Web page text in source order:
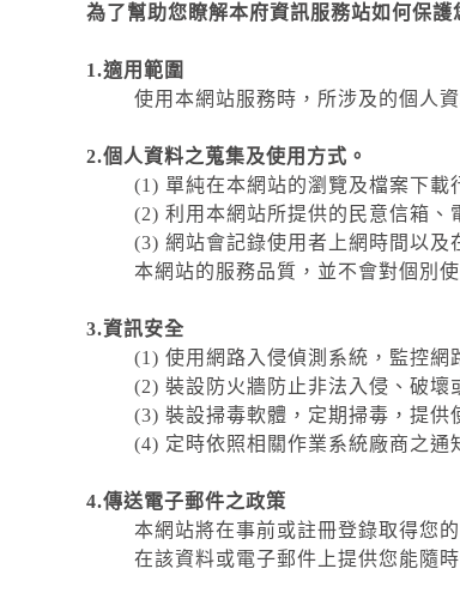
為了幫助您瞭解本府資訊服務站如何保
1.適用範圍
使用本網站服務時，所涉及的個人
2.個人資料之蒐集及使用方式。
(1) 單純在本網站的瀏覽及檔案下載
(2) 利用本網站所提供的民意信箱、
(3) 網站會記錄使用者上網時間以
本網站的服務品質，並不會對個別
3.資訊安全
(1) 使用網路入侵偵測系統，監控網
(2) 裝設防火牆防止非法入侵、破壞
(3) 裝設掃毒軟體，定期掃毒，提供
(4) 定時依照相關作業系統廠商之通
4.傳送電子郵件之政策
本網站將在事前或註冊登錄取得您
在該資料或電子郵件上提供您能隨